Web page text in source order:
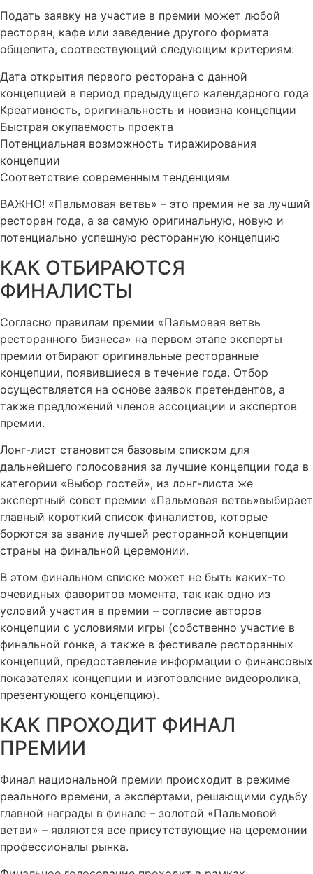
Подать заявку на участие в премии может любой
ресторан, кафе или заведение другого формата
общепита, соотвествующий следующим критериям:
Дата открытия первого ресторана с данной
концепцией в период предыдущего календарного года
Креативность, оригинальность и новизна концепции
Быстрая окупаемость проекта
Потенциальная возможность тиражирования
концепции
Соответствие современным тенденциям
ВАЖНО! «Пальмовая ветвь» – это премия не за лучший
ресторан года, а за самую оригинальную, новую и
потенциально успешную ресторанную концепцию
КАК ОТБИРАЮТСЯ
ФИНАЛИСТЫ​
Согласно правилам премии «Пальмовая ветвь
ресторанного бизнеса» на первом этапе эксперты
премии отбирают оригинальные ресторанные
концепции, появившиеся в течение года. Отбор
осуществляется на основе заявок претендентов, а
также предложений членов ассоциации и экспертов
премии.
Лонг-лист становится базовым списком для
дальнейшего голосования за лучшие концепции года в
категории «Выбор гостей», из лонг-листа же
экспертный совет премии «Пальмовая ветвь»выбирает
главный короткий список финалистов, которые
борются за звание лучшей ресторанной концепции
страны на финальной церемонии.
В этом финальном списке может не быть каких-то
очевидных фаворитов момента, так как одно из
условий участия в премии – согласие авторов
концепции с условиями игры (собственно участие в
финальной гонке, а также в фестивале ресторанных
концепций, предоставление информации о финансовых
показателях концепции и изготовление видеоролика,
презентующего концепцию).
КАК ПРОХОДИТ ФИНАЛ
ПРЕМИИ​
Финал национальной премии происходит в режиме
реального времени, а экспертами, решающими судьбу
главной награды в финале – золотой «Пальмовой
ветви» – являются все присутствующие на церемонии
профессионалы рынка.